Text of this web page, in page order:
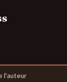
l'auteur